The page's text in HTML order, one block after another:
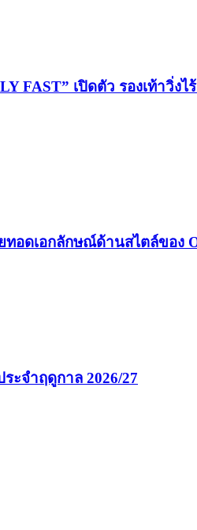
FAST” เปิดตัว รองเท้าวิ่
อดเอกลักษณ์ด้านสไตล์ของ
ะจำฤดูกาล 2026/27